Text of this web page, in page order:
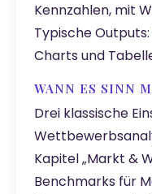
Kennzahlen, mit
Typische
Charts und
WANN ES SINN
Drei klassische
Kapitel „Markt &
Benchmarks für